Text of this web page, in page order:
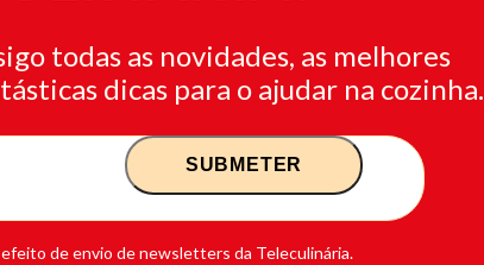
todas as novidades, as melhores
dicas para o ajudar na cozinha.
de envio de newsletters da Teleculinária.